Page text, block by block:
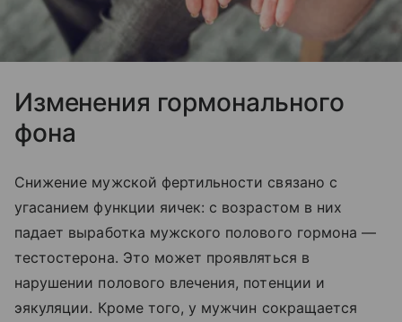
Изменения гормонального
фона
Снижение мужской фертильности связано с
угасанием функции яичек: с возрастом в них
падает выработка мужского полового гормона —
тестостерона. Это может проявляться в
нарушении полового влечения, потенции и
эякуляции. Кроме того, у мужчин сокращается